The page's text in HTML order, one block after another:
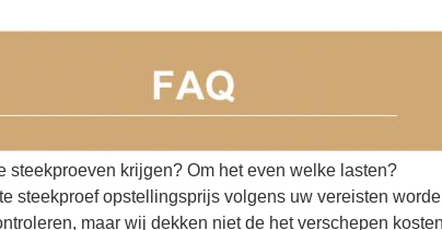
steekproeven krijgen? Om het even welke lasten?
steekproef opstellingsprijs volgens uw vereisten
maar wij dekken niet de het verschepen